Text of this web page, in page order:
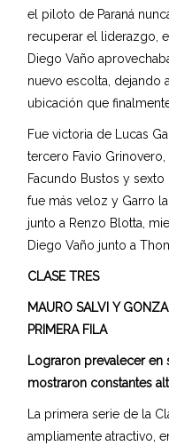
el piloto de Paraná
recuperar el liderazgo,
Diego Vaño
nuevo escolta, dejando
ubicación que
Fue victoria de Lucas
tercero Favio
Facundo Bustos y
fue más veloz y Garro
junto a Renzo Blotta,
Diego Vaño junto a
CLASE TRES
MAURO SALVI Y
PRIMERA FILA
Lograron prevalecer en
mostraron constantes
La primera serie de la
ampliamente atractivo,